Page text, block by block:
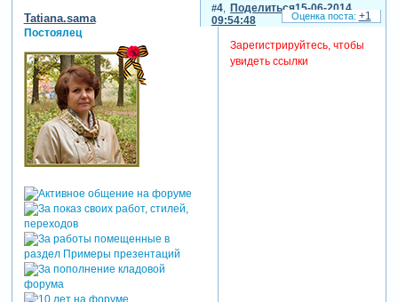
Поделиться
4
15-06-2014
09:54:48
Tatiana.sama
Постоялец
Зарегистрируйтесь, чтобы
увидеть ссылки
+1